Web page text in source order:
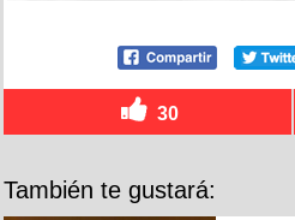
30
También te gustará: